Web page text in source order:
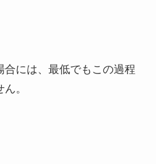
合には、最低でもこの過程
。